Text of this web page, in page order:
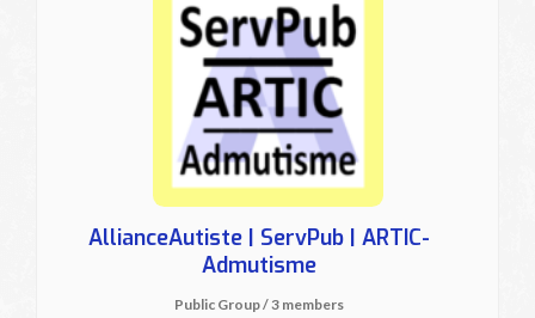
AllianceAutiste | ServPub | ARTIC-
Admutisme
Public Group / 3 members